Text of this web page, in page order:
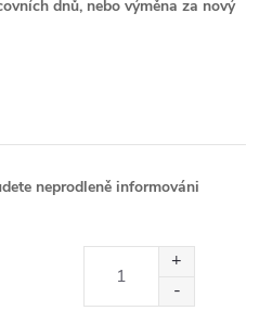
dnů, nebo výměna za nový
neprodleně informováni